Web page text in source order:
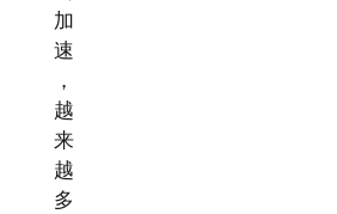
加
速
，
越
来
越
多